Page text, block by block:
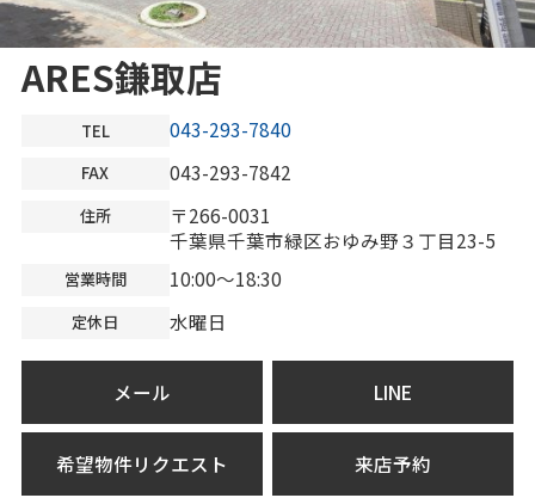
ARES鎌取店
TEL 043-293-7840
FAX 043-293-7842
住所
〒266-0031
千葉県千葉市緑区おゆみ野３丁目23-5
営業時間 10:00～18:30
定休日 水曜日
メール LINE
希望物件リクエスト 来店予約